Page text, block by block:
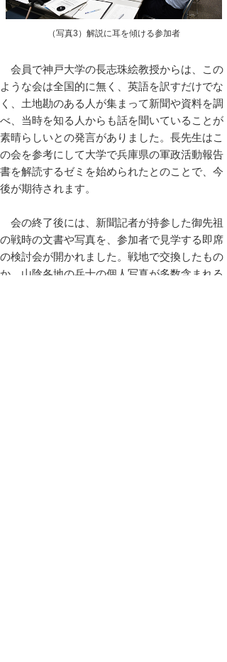
（写真3）解説に耳を傾ける参加者
会員で神戸大学の長志珠絵教授からは、この
ような会は全国的に無く、英語を訳すだけでな
く、土地勘のある人が集まって新聞や資料を調
べ、当時を知る人からも話を聞いていることが
素晴らしいとの発言がありました。長先生はこ
の会を参考にして大学で兵庫県の軍政活動報告
書を解読するゼミを始められたとのことで、今
後が期待されます。
会の終了後には、新聞記者が持参した御先祖
の戦時の文書や写真を、参加者で見学する即席
の検討会が開かれました。戦地で交換したもの
か、山陰各地の兵士の個人写真が多数含まれる